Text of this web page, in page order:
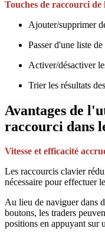
Touches de raccourci
Ajouter/supprimer
Passer d'une liste
Activer/désactiver
Trier les résultats
Avantages de
raccourci dans
Vitesse et efficacité
Les raccourcis clavier
nécessaire pour effectuer
Au lieu de naviguer dans
boutons, les traders
positions en appuyant sur